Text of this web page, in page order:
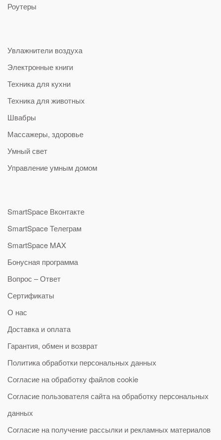
Роутеры
Увлажнители воздуха
Электронные книги
Техника для кухни
Техника для животных
Швабры
Массажеры, здоровье
Умный свет
Управление умным домом
SmartSpace Вконтакте
SmartSpace Телеграм
SmartSpace MAX
Бонусная программа
Вопрос – Ответ
Сертификаты
О нас
Доставка и оплата
Гарантия, обмен и возврат
Политика обработки персональных данных
Согласие на обработку файлов cookie
Согласие пользователя сайта на обработку персональных
данных
Согласие на получение рассылки и рекламных материалов